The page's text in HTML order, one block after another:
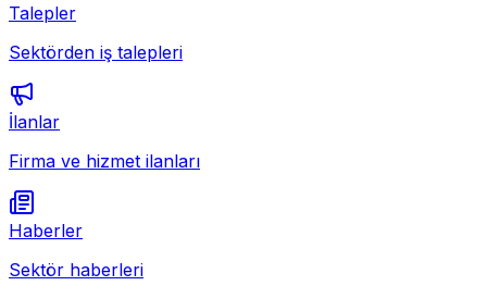
Talepler
Sektörden iş talepleri
İlanlar
Firma ve hizmet ilanları
Haberler
Sektör haberleri